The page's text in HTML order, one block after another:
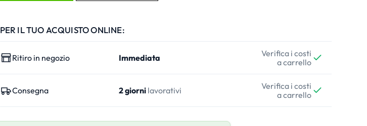
PER IL TUO ACQUISTO ONLINE:
Ritiro in negozio Immediata
Verifica i costi
a carrello
Consegna 2 giornilavorativi
Verifica i costi
a carrello